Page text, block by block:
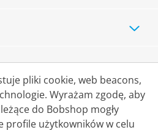
pliki cookie, web beacons,
Wyrażam zgodę, aby
do Bobshop mogły
profile użytkowników w celu